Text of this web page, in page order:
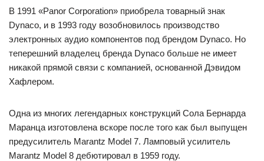
В 1991 «Panor Corporation» приобрела товарный знак
Dynaco, и в 1993 году возобновилось производство
электронных аудио компонентов под брендом Dynaco. Но
теперешний владелец бренда Dynaco больше не имеет
никакой прямой связи с компанией, основанной Дэвидом
Хафлером.
Одна из многих легендарных конструкций Сола Бернарда
Маранца изготовлена вскоре после того как был выпущен
предусилитель Marantz Model 7. Ламповый усилитель
Marantz Model 8 дебютировал в 1959 году.